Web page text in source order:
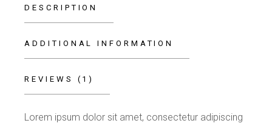
DESCRIPTION
ADDITIONAL INFORMATION
REVIEWS (1)
Lorem ipsum dolor sit amet, consectetur adipiscing